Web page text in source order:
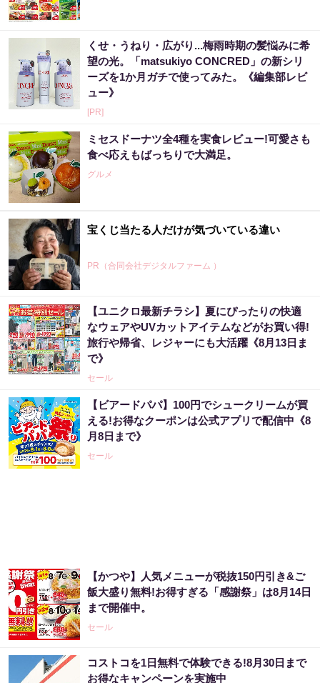
くせ・うねり・広がり...梅雨時期の髪悩みに希
望の光。「matsukiyo CONCRED」の新シリ
ーズを1か月ガチで使ってみた。《編集部レビ
ュー》
[PR]
ミセスドーナツ全4種を実食レビュー!可愛さも
食べ応えもばっちりで大満足。
グルメ
宝くじ当たる人だけが気づいている違い
PR（合同会社デジタルファーム ）
【ユニクロ最新チラシ】夏にぴったりの快適
なウェアやUVカットアイテムなどがお買い得!
旅行や帰省、レジャーにも大活躍《8月13日ま
で》
セール
【ビアードパパ】100円でシュークリームが買
える!お得なクーポンは公式アプリで配信中《8
月8日まで》
セール
【かつや】人気メニューが税抜150円引き&ご
飯大盛り無料!お得すぎる「感謝祭」は8月14日
まで開催中。
セール
コストコを1日無料で体験できる!8月30日まで
お得なキャンペーンを実施中